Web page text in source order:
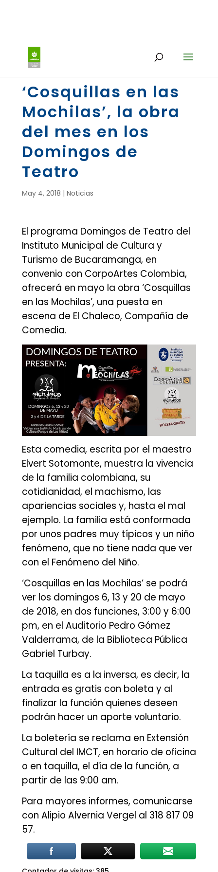
‘Cosquillas en las
Mochilas’, la obra
del mes en los
Domingos de
Teatro
May 4, 2018 | Noticias
El programa Domingos de Teatro del
Instituto Municipal de Cultura y
Turismo de Bucaramanga, en
convenio con CorpoArtes Colombia,
ofrecerá en mayo la obra ‘Cosquillas
en las Mochilas’, una puesta en
escena de El Chaleco, Compañía de
Comedia.
Esta comedia, escrita por el maestro
Elvert Sotomonte, muestra la vivencia
de la familia colombiana, su
cotidianidad, el machismo, las
apariencias sociales y, hasta el mal
ejemplo. La familia está conformada
por unos padres muy típicos y un niño
fenómeno, que no tiene nada que ver
con el Fenómeno del Niño.
‘Cosquillas en las Mochilas’ se podrá
ver los domingos 6, 13 y 20 de mayo
de 2018, en dos funciones, 3:00 y 6:00
pm, en el Auditorio Pedro Gómez
Valderrama, de la Biblioteca Pública
Gabriel Turbay.
La taquilla es a la inversa, es decir, la
entrada es gratis con boleta y al
finalizar la función quienes deseen
podrán hacer un aporte voluntario.
La boletería se reclama en Extensión
Cultural del IMCT, en horario de oficina
o en taquilla, el día de la función, a
partir de las 9:00 am.
Para mayores informes, comunicarse
con Alipio Alvernia Vergel al 318 817 09
57.